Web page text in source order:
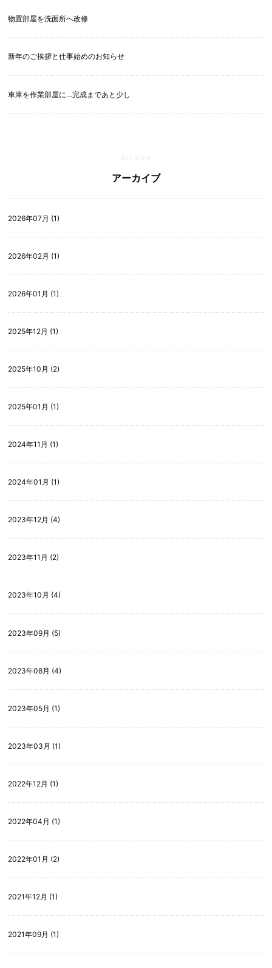
物置部屋を洗面所へ改修
新年のご挨拶と仕事始めのお知らせ
車庫を作業部屋に…完成まであと少し
Archive
アーカイブ
2026年07月 (1)
2026年02月 (1)
2026年01月 (1)
2025年12月 (1)
2025年10月 (2)
2025年01月 (1)
2024年11月 (1)
2024年01月 (1)
2023年12月 (4)
2023年11月 (2)
2023年10月 (4)
2023年09月 (5)
2023年08月 (4)
2023年05月 (1)
2023年03月 (1)
2022年12月 (1)
2022年04月 (1)
2022年01月 (2)
2021年12月 (1)
2021年09月 (1)